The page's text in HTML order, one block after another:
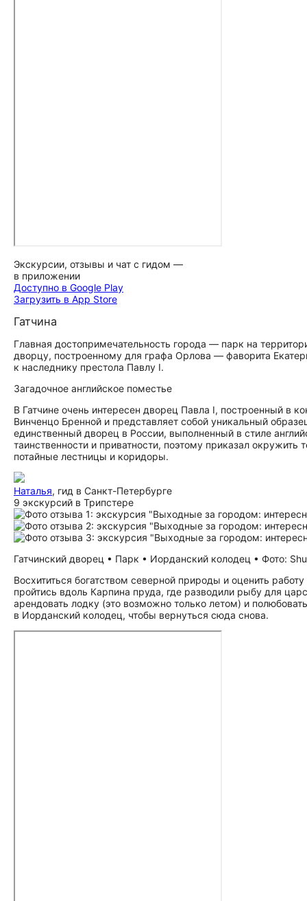
Экскурсии, отзывы и чат с гидом —
в приложении
Доступно в Google Play
Загрузить в App Store
Гатчина
Главная до­сто­при­ме­ча­тель­но­сть города — парк на
дворцу, построенному для графа Орлова — фаворита
к наследнику престола Павлу I.
Загадочное английское поместье
В Гатчине очень интересен дворец Павла I, построенный в
Винченцо Бренной и представляет собой уникальный
единственный дворец в России, выполненный в стиле
таинственности и приватности, поэтому приказал
потайные лестницы и коридоры.
Наталья, гид в Санкт-Петербурге
9 экскурсий в Трипстере
Гатчинский дворец • Парк • Иорданский колодец • Фото:
Восхититься богатством северной природы и оценить
пройтись вдоль Карпина пруда, где разводили рыбу для
арендовать лодку (это возможно только летом) и
в Иорданский колодец, чтобы вернуться сюда снова.